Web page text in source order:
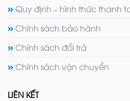
Quy định – hình thức thanh
Chính sách bảo hành
Chính sách đổi trả
Chính sách vận chuyển
LIÊN KẾT